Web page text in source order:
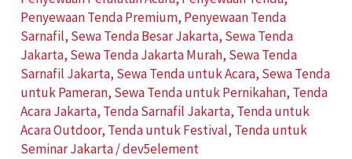
Penyewaan Tenda Premium, Penyewaan Tenda
Sarnafil, Sewa Tenda Besar Jakarta, Sewa Tenda
Jakarta, Sewa Tenda Jakarta Murah, Sewa Tenda
Sarnafil Jakarta, Sewa Tenda untuk Acara, Sewa Tenda
untuk Pameran, Sewa Tenda untuk Pernikahan, Tenda
Acara Jakarta, Tenda Sarnafil Jakarta, Tenda untuk
Acara Outdoor, Tenda untuk Festival, Tenda untuk
Seminar Jakarta/dev5element